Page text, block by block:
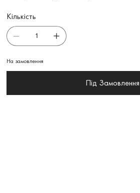
Кількість
На замовлення
Під Замовлення